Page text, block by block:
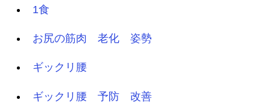
1食
お尻の筋肉 老化 姿勢
ギックリ腰
ギックリ腰 予防 改善